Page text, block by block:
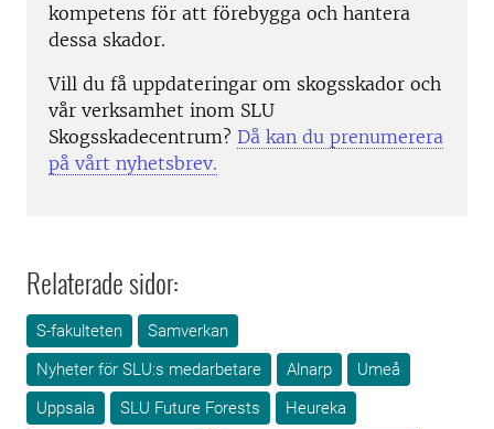
kompetens för att förebygga och hantera
dessa skador.
Vill du få uppdateringar om skogsskador och
vår verksamhet inom SLU
Skogsskadecentrum? Då kan du prenumerera
på vårt nyhetsbrev.
Relaterade sidor:
S-fakulteten
Samverkan
Nyheter för SLU:s medarbetare
Alnarp
Umeå
Uppsala
SLU Future Forests
Heureka